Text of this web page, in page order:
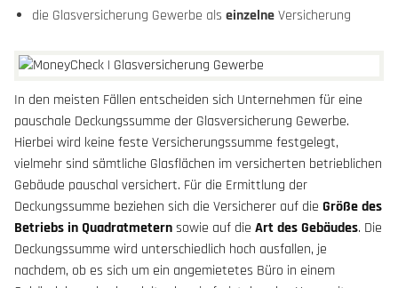
die Glasversicherung Gewerbe als einzelneVersicherung
In den meisten Fällen entscheiden sich Unternehmen für eine
pauschale Deckungssumme der Glasversicherung Gewerbe.
Hierbei wird keine feste Versicherungssumme festgelegt,
vielmehr sind sämtliche Glasflächen im versicherten betrieblichen
Gebäude pauschal versichert. Für die Ermittlung der
Deckungssumme beziehen sich die Versicherer auf die Größe des
Betriebs in Quadratmeternsowie auf die Art des Gebäudes. Die
Deckungssumme wird unterschiedlich hoch ausfallen, je
nachdem, ob es sich um ein angemietetes Büro in einem